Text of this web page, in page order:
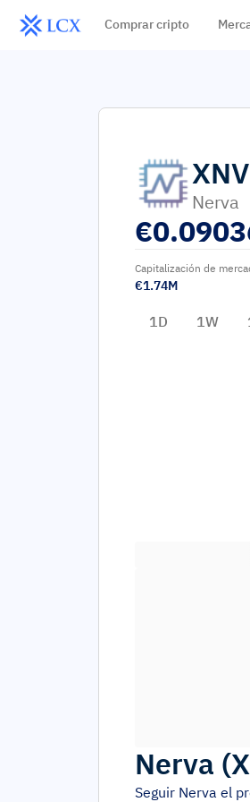
Comprar cripto
XNV
Nerva
€
Capitalización de
€1.74M
1D 1W
Nerva (
Seguir Nerva el